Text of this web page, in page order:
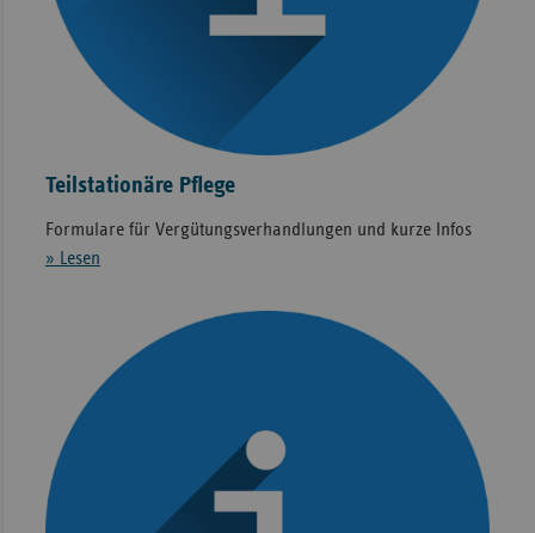
Teilstationäre Pflege
Formulare für Vergütungsverhandlungen und kurze Infos
» Lesen